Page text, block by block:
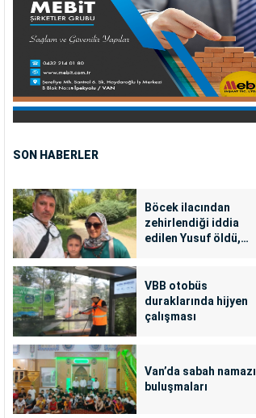
SON HABERLER
Böcek ilacından
zehirlendiği iddia
edilen Yusuf öldü,
VBB otobüs
duraklarında hijyen
çalışması
Van’da sabah namazı
buluşmaları